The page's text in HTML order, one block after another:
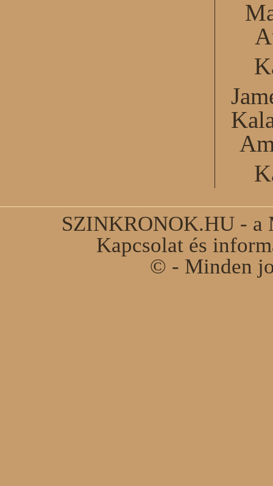
SZINKRONOK.HU - a
Kapcsolat és
© - Minden